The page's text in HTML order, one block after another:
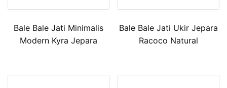
Bale Bale Jati Minimalis
Modern Kyra Jepara
Bale Bale Jati Ukir Jepara
Racoco Natural